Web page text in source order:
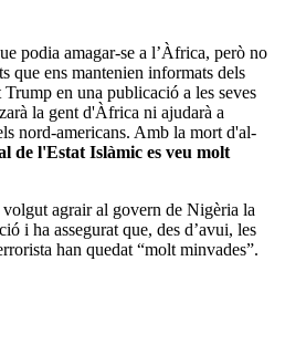
podia amagar-se a l’Àfrica, però no
que ens mantenien informats dels
en una publicació a les seves
la gent d'Àfrica ni ajudarà a
nord-americans. Amb la mort d'al-
de l'Estat Islàmic es veu molt
agrair al govern de Nigèria la
i ha assegurat que, des d’avui, les
han quedat “molt minvades”.